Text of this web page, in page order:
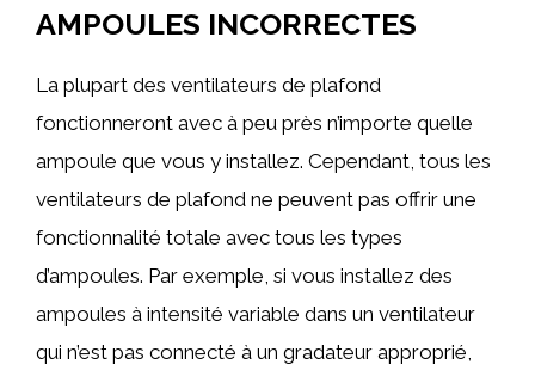
AMPOULES INCORRECTES
La plupart des ventilateurs de plafond
fonctionneront avec à peu près n’importe quelle
ampoule que vous y installez. Cependant, tous les
ventilateurs de plafond ne peuvent pas offrir une
fonctionnalité totale avec tous les types
d’ampoules. Par exemple, si vous installez des
ampoules à intensité variable dans un ventilateur
qui n’est pas connecté à un gradateur approprié,